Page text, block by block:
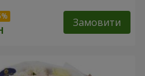
Замовити